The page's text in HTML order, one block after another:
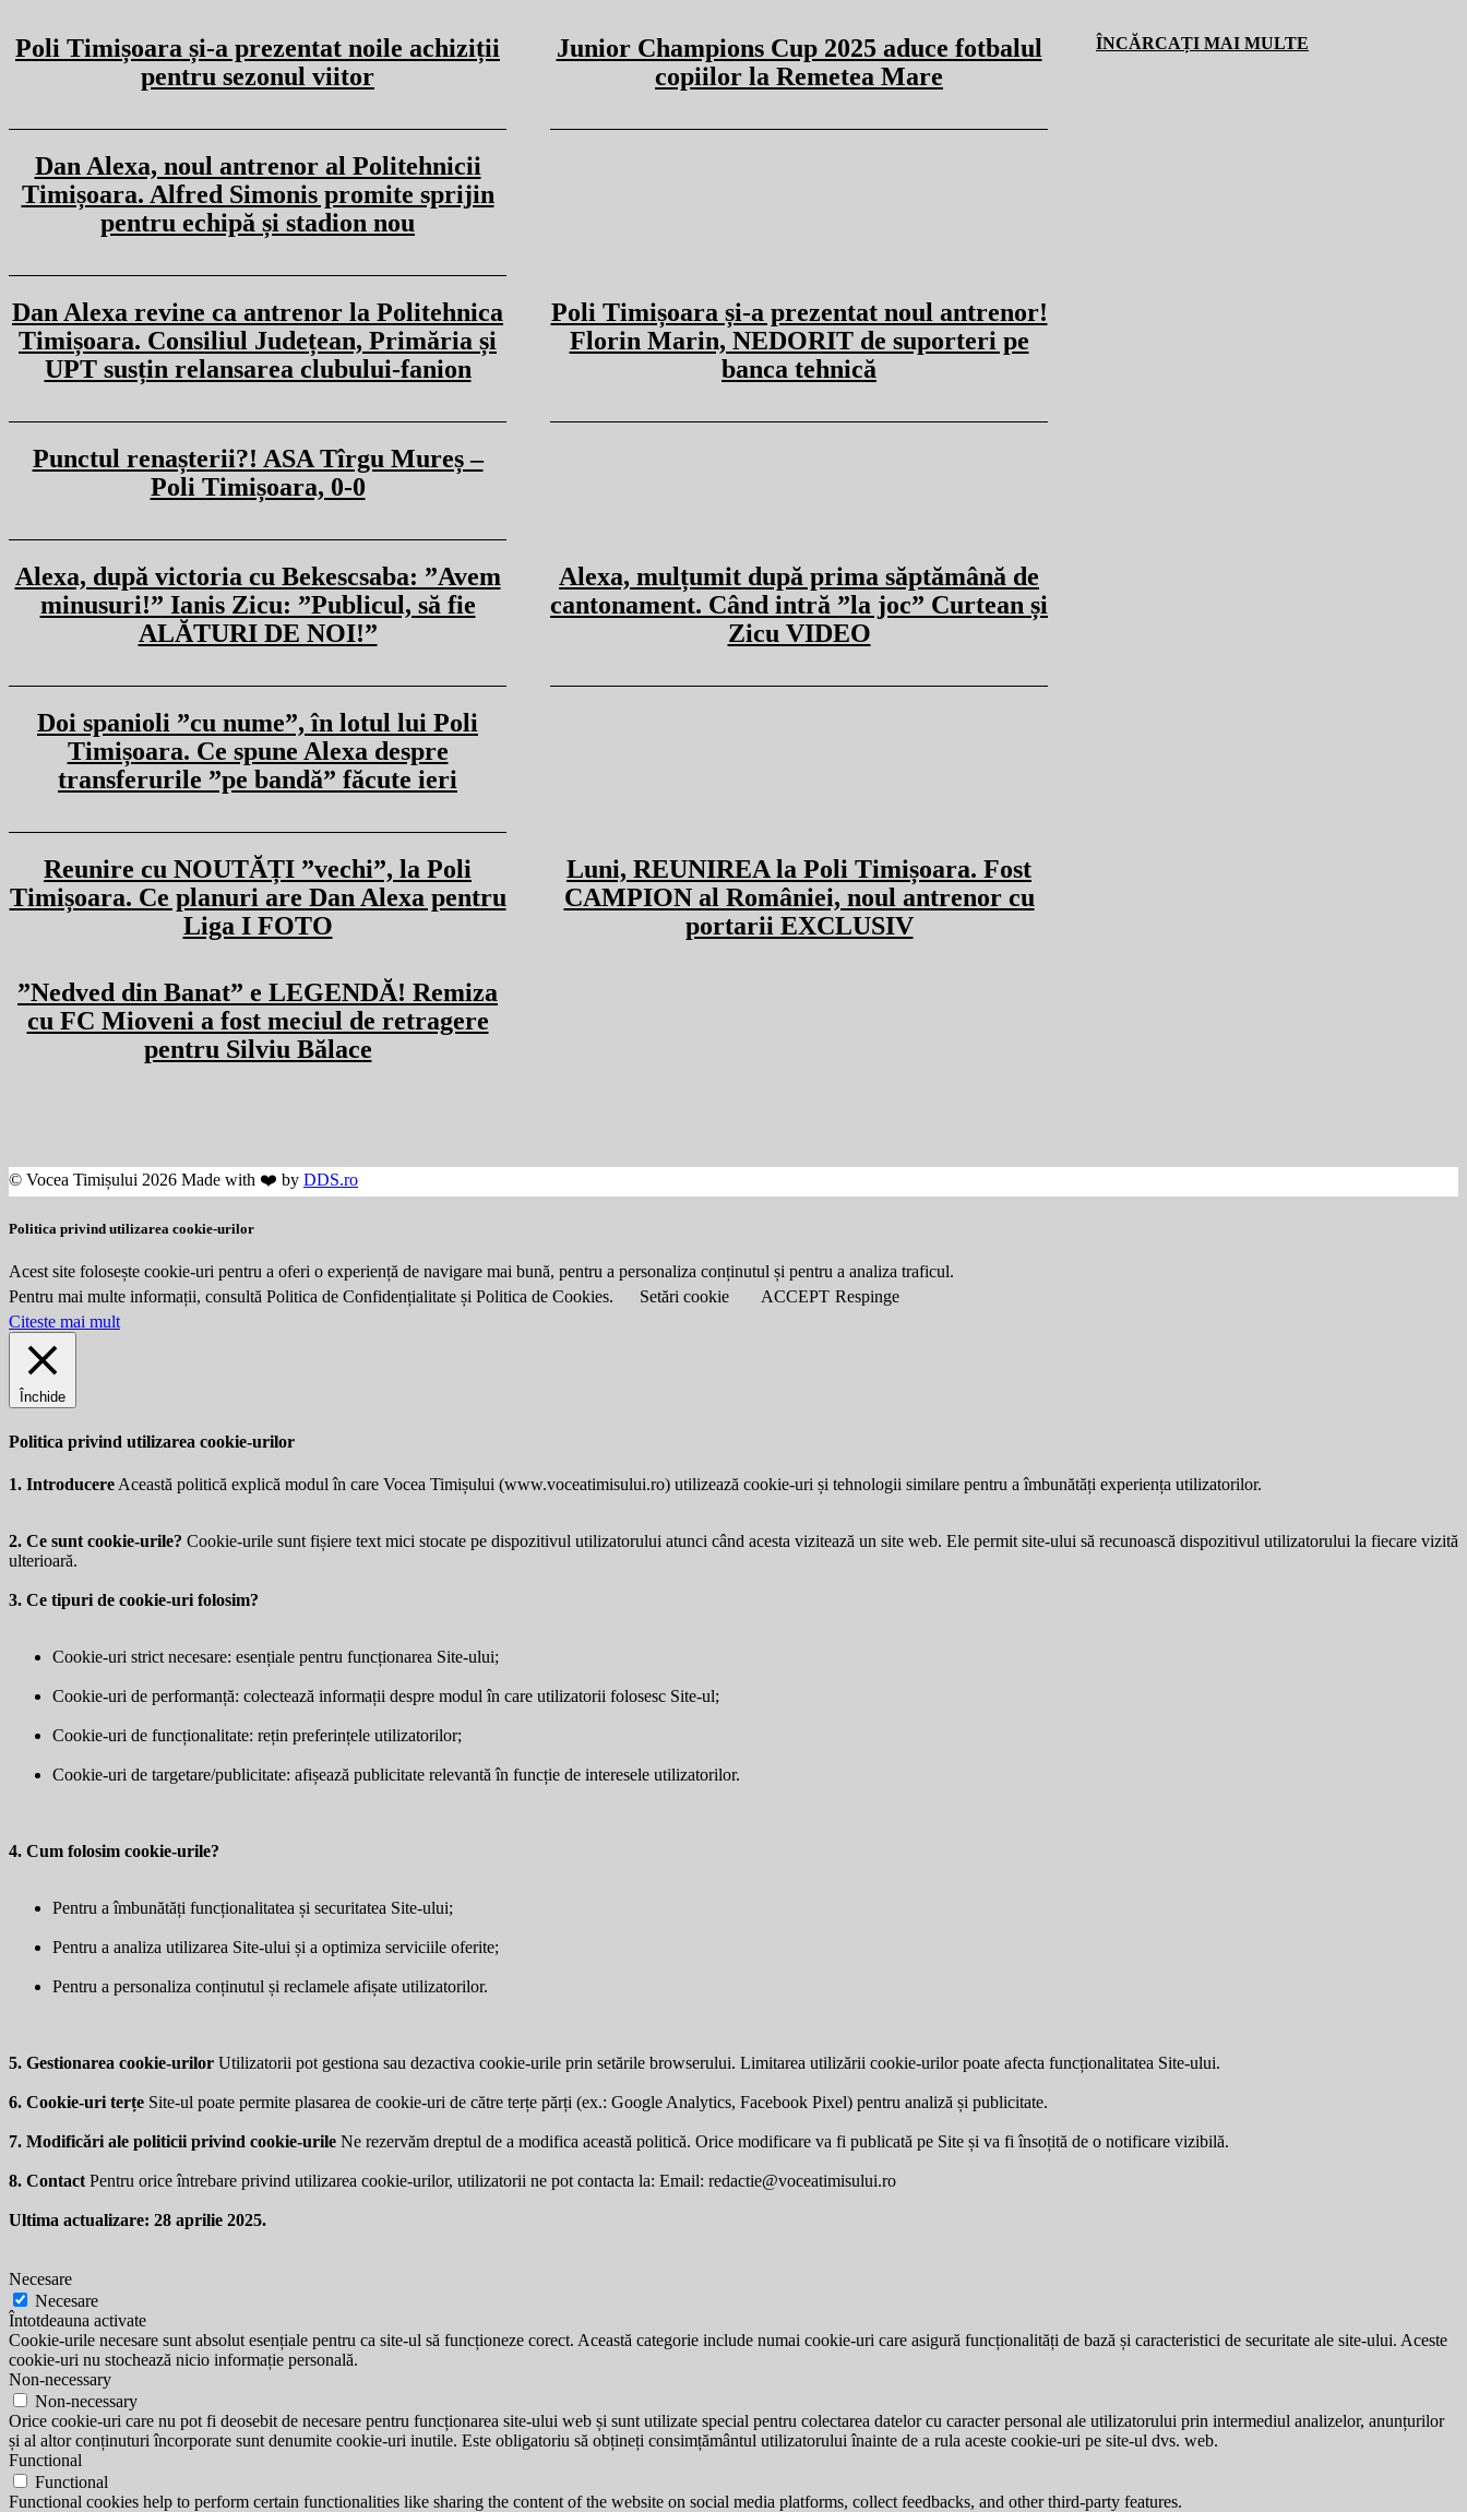
Poli Timișoara și-a prezentat noile achiziții
pentru sezonul viitor
Junior Champions Cup 2025 aduce fotbalul
copiilor la Remetea Mare
Dan Alexa, noul antrenor al Politehnicii
Timișoara. Alfred Simonis promite sprijin
pentru echipă și stadion nou
Dan Alexa revine ca antrenor la Politehnica
Timișoara. Consiliul Județean, Primăria și
UPT susțin relansarea clubului-fanion
Poli Timișoara și-a prezentat noul antrenor!
Florin Marin, NEDORIT de suporteri pe
banca tehnică
Punctul renașterii?! ASA Tîrgu Mureș –
Poli Timișoara, 0-0
Alexa, după victoria cu Bekescsaba: ”Avem
minusuri!” Ianis Zicu: ”Publicul, să fie
ALĂTURI DE NOI!”
Alexa, mulțumit după prima săptămână de
cantonament. Când intră ”la joc” Curtean și
Zicu VIDEO
Doi spanioli ”cu nume”, în lotul lui Poli
Timișoara. Ce spune Alexa despre
transferurile ”pe bandă” făcute ieri
Reunire cu NOUTĂȚI ”vechi”, la Poli
Timișoara. Ce planuri are Dan Alexa pentru
Liga I FOTO
Luni, REUNIREA la Poli Timișoara. Fost
CAMPION al României, noul antrenor cu
portarii EXCLUSIV
”Nedved din Banat” e LEGENDĂ! Remiza
cu FC Mioveni a fost meciul de retragere
pentru Silviu Bălace
ÎNCĂRCAȚI MAI MULTE
© Vocea Timișului 2026 Made with ❤️ by DDS.ro
Politica privind utilizarea cookie-urilor
Acest site folosește cookie-uri pentru a oferi o experiență de navigare mai bună, pentru a personaliza conținutul și pentru a analiza traficul.
Pentru mai multe informații, consultă Politica de Confidențialitate și Politica de Cookies.
Setări cookie ACCEPT Respinge
Citeste mai mult
Închide
Politica privind utilizarea cookie-urilor
1. Introducere Această politică explică modul în care Vocea Timișului (www.voceatimisului.ro) utilizează cookie-uri și tehnologii similare pentru a îmbunătăți experiența utilizatorilor.
2. Ce sunt cookie-urile? Cookie-urile sunt fișiere text mici stocate pe dispozitivul utilizatorului atunci când acesta vizitează un site web. Ele permit site-ului să recunoască dispozitivul utilizatorului la fiecare vizită
ulterioară.
3. Ce tipuri de cookie-uri folosim?
Cookie-uri strict necesare: esențiale pentru funcționarea Site-ului;
Cookie-uri de performanță: colectează informații despre modul în care utilizatorii folosesc Site-ul;
Cookie-uri de funcționalitate: rețin preferințele utilizatorilor;
Cookie-uri de targetare/publicitate: afișează publicitate relevantă în funcție de interesele utilizatorilor.
4. Cum folosim cookie-urile?
Pentru a îmbunătăți funcționalitatea și securitatea Site-ului;
Pentru a analiza utilizarea Site-ului și a optimiza serviciile oferite;
Pentru a personaliza conținutul și reclamele afișate utilizatorilor.
5. Gestionarea cookie-urilor Utilizatorii pot gestiona sau dezactiva cookie-urile prin setările browserului. Limitarea utilizării cookie-urilor poate afecta funcționalitatea Site-ului.
6. Cookie-uri terțe Site-ul poate permite plasarea de cookie-uri de către terțe părți (ex.: Google Analytics, Facebook Pixel) pentru analiză și publicitate.
7. Modificări ale politicii privind cookie-urile Ne rezervăm dreptul de a modifica această politică. Orice modificare va fi publicată pe Site și va fi însoțită de o notificare vizibilă.
8. Contact Pentru orice întrebare privind utilizarea cookie-urilor, utilizatorii ne pot contacta la: Email: redactie@voceatimisului.ro
Ultima actualizare: 28 aprilie 2025.
Necesare
Necesare
Întotdeauna activate
Cookie-urile necesare sunt absolut esențiale pentru ca site-ul să funcționeze corect. Această categorie include numai cookie-uri care asigură funcționalități de bază și caracteristici de securitate ale site-ului. Aceste
cookie-uri nu stochează nicio informație personală.
Non-necessary
Non-necessary
Orice cookie-uri care nu pot fi deosebit de necesare pentru funcționarea site-ului web și sunt utilizate special pentru colectarea datelor cu caracter personal ale utilizatorului prin intermediul analizelor, anunțurilor
și al altor conținuturi încorporate sunt denumite cookie-uri inutile. Este obligatoriu să obțineți consimțământul utilizatorului înainte de a rula aceste cookie-uri pe site-ul dvs. web.
Functional
Functional
Functional cookies help to perform certain functionalities like sharing the content of the website on social media platforms, collect feedbacks, and other third-party features.